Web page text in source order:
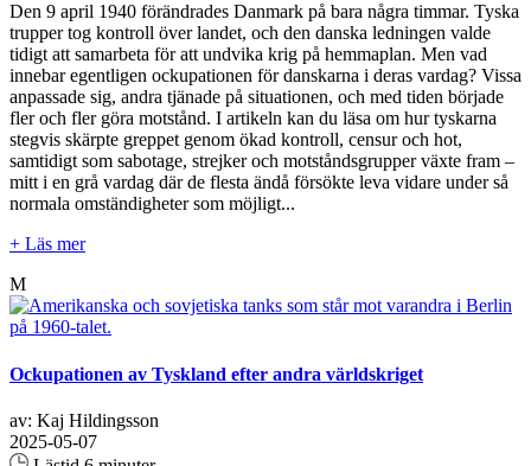
Den 9 april 1940 förändrades Danmark på bara några timmar. Tyska
trupper tog kontroll över landet, och den danska ledningen valde
tidigt att samarbeta för att undvika krig på hemmaplan. Men vad
innebar egentligen ockupationen för danskarna i deras vardag? Vissa
anpassade sig, andra tjänade på situationen, och med tiden började
fler och fler göra motstånd. I artikeln kan du läsa om hur tyskarna
stegvis skärpte greppet genom ökad kontroll, censur och hot,
samtidigt som sabotage, strejker och motståndsgrupper växte fram –
mitt i en grå vardag där de flesta ändå försökte leva vidare under så
normala omständigheter som möjligt...
+ Läs mer
M
Ockupationen av Tyskland efter andra världskriget
av: Kaj Hildingsson
2025-05-07